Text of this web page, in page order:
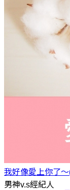
我好像愛上你了
男神v.s經紀人